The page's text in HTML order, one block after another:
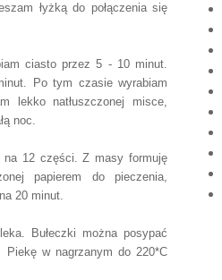
łyżką do połączenia się
ciasto przez 5 - 10 minut.
Po tym czasie wyrabiam
lekko natłuszczonej misce,
noc.
na 12 części. Z masy formuję
papierem do pieczenia,
20 minut.
Bułeczki można posypać
Piekę w nagrzanym do 220*C